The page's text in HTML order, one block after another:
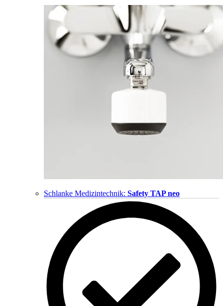
Schlanke Medizintechnik: Safety TAP neo